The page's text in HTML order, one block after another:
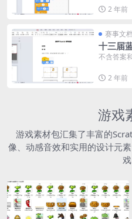
2 年前
赛事文档
十三届
不含答案
2 年前
游戏
游戏素材包汇集了丰富的
像、动感音效和实用的设计元
戏